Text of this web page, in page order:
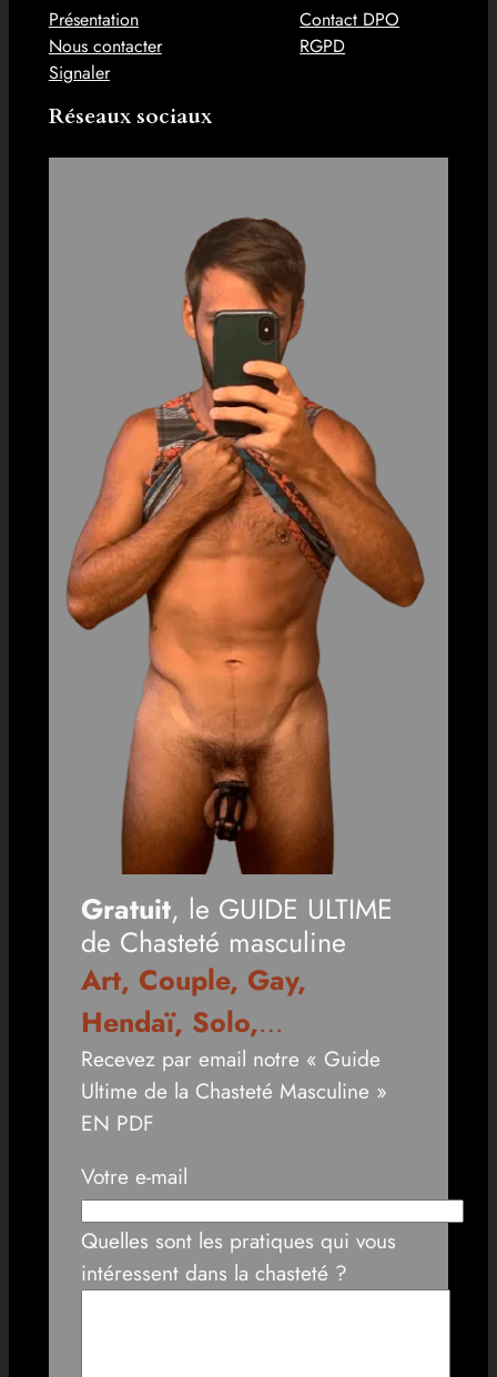
Présentation
Nous contacter
Signaler
Contact DPO
RGPD
Réseaux sociaux
Gratuit, le GUIDE ULTIME
de Chasteté masculine
Art, Couple, Gay,
Hendaï, Solo,…
Recevez par email notre « Guide
Ultime de la Chasteté Masculine »
EN PDF
Votre e-mail
Quelles sont les pratiques qui vous
intéressent dans la chasteté ?